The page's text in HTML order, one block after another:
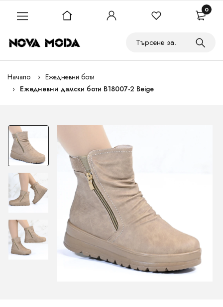
Начало
Ежедневни боти
Ежедневни дамски боти B18007-2 Beige
0